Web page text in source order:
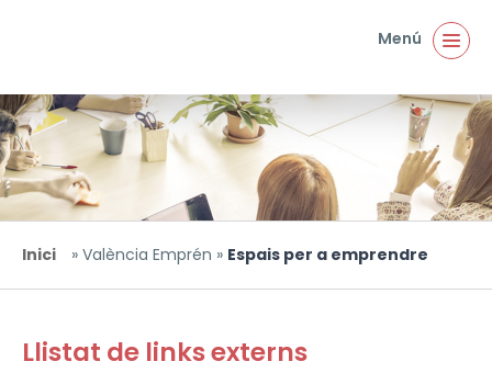
Menú
Esteu aquí
Inici » València Emprén » Espais per a emprendre
Llistat de links externs